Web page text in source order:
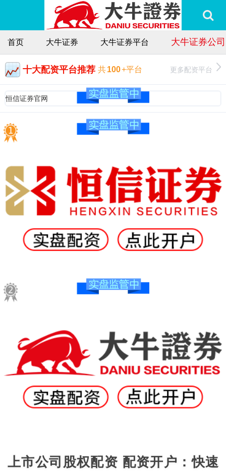
首页 大牛证券 大牛证券平台 大牛证券公司
十大配资平台推荐 共100+平台 更多配资平台
恒信证券官网
上市公司股权配资 配资开户：快速